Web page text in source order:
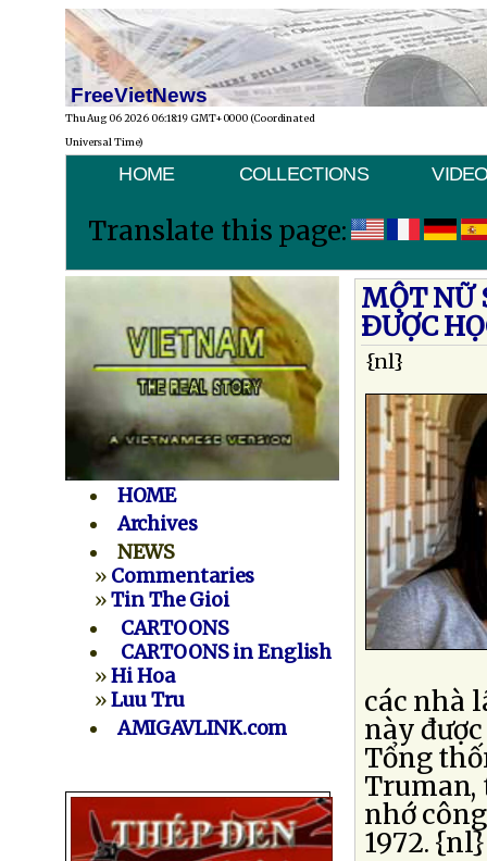
FreeVietNews
Thu Aug 06 2026 06:18:19 GMT+0000 (Coordinated
Universal Time)
HOME COLLECTIONS
Translate this page:
HOME
Archives
NEWS
» Commentaries
»Tin The Gioi
CARTOONS
CARTOONS in English
»Hi Hoa
»Luu Tru
AMIGAVLINK.com
MỘT NỮ
ÐƯỢC
{nl}
các nhà
này
Tổng
Truman,
nhớ
1972. {nl}